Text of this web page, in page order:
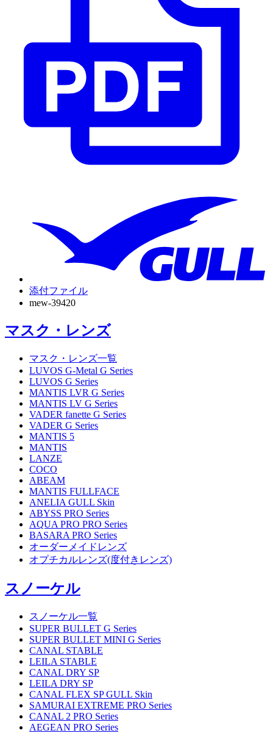
添付ファイル
mew-39420
マスク・レンズ
マスク・レンズ一覧
LUVOS G-Metal G Series
LUVOS G Series
MANTIS LVR G Series
MANTIS LV G Series
VADER fanette G Series
VADER G Series
MANTIS 5
MANTIS
LANZE
COCO
ABEAM
MANTIS FULLFACE
ANELIA GULL Skin
ABYSS PRO Series
AQUA PRO PRO Series
BASARA PRO Series
オーダーメイドレンズ
オプチカルレンズ(度付きレンズ)
スノーケル
スノーケル一覧
SUPER BULLET G Series
SUPER BULLET MINI G Series
CANAL STABLE
LEILA STABLE
CANAL DRY SP
LEILA DRY SP
CANAL FLEX SP GULL Skin
SAMURAI EXTREME PRO Series
CANAL 2 PRO Series
AEGEAN PRO Series